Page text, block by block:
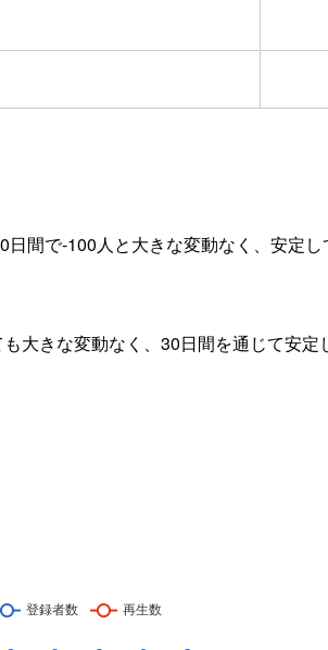
間で-100人と大きな変動なく、安定し
きな変動なく、30日間を通じて安定